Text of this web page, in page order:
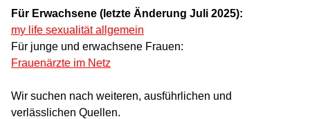
Für Erwachsene (letzte Änderung Juli 2025):
my life sexualität allgemein
Für junge und erwachsene Frauen:
Frauenärzte im Netz
Wir suchen nach weiteren, ausführlichen und
verlässlichen Quellen.